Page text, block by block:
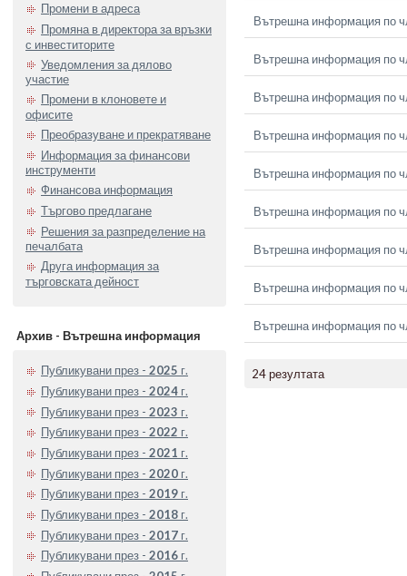
Промени в адреса
Промяна в директора за връзки
с инвеститорите
Уведомления за дялово
участие
Промени в клоновете и
офисите
Преобразуване и прекратяване
Информация за финансови
инструменти
Финансова информация
Търгово предлагане
Решения за разпределение на
печалбата
Друга информация за
търговската дейност
Архив - Вътрешна информация
Публикувани през - 2025 г.
Публикувани през - 2024 г.
Публикувани през - 2023 г.
Публикувани през - 2022 г.
Публикувани през - 2021 г.
Публикувани през - 2020 г.
Публикувани през - 2019 г.
Публикувани през - 2018 г.
Публикувани през - 2017 г.
Публикувани през - 2016 г.
Вътрешна информация по
Вътрешна информация по
Вътрешна информация по
Вътрешна информация по
Вътрешна информация по
Вътрешна информация по
Вътрешна информация по
Вътрешна информация по
Вътрешна информация по
24 резултата